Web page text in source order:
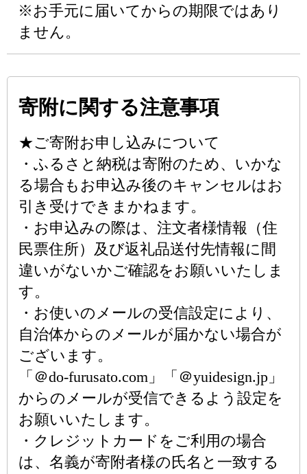
※お手元に届いてからの期限ではあり
ません。
寄附に関する注意事項
★ご寄附お申し込みについて
・ふるさと納税は寄附のため、いかな
る場合もお申込み後のキャンセルはお
引き受けできまかねます。
・お申込みの際は、注文者様情報（住
民票住所）及び返礼品送付先情報に間
違いがないかご確認をお願いいたしま
す。
・お使いのメールの受信設定により、
自治体からのメールが届かない場合が
ございます。
「＠do-furusato.com」「＠yuidesign.jp」
からのメールが受信できるよう設定を
お願いいたします。
・クレジットカードをご利用の場合
は、名義が寄附者様の氏名と一致する